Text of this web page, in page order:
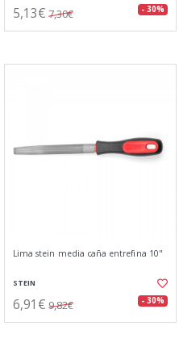
5,13€ 7,30€ - 30%
Lima stein media caña entrefina 10"
STEIN
6,91€ 9,82€ - 30%